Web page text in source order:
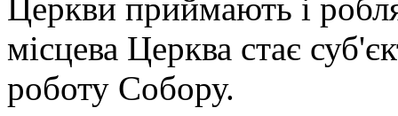
Церкви приймають і
місцева Церква стає
роботу Собору.